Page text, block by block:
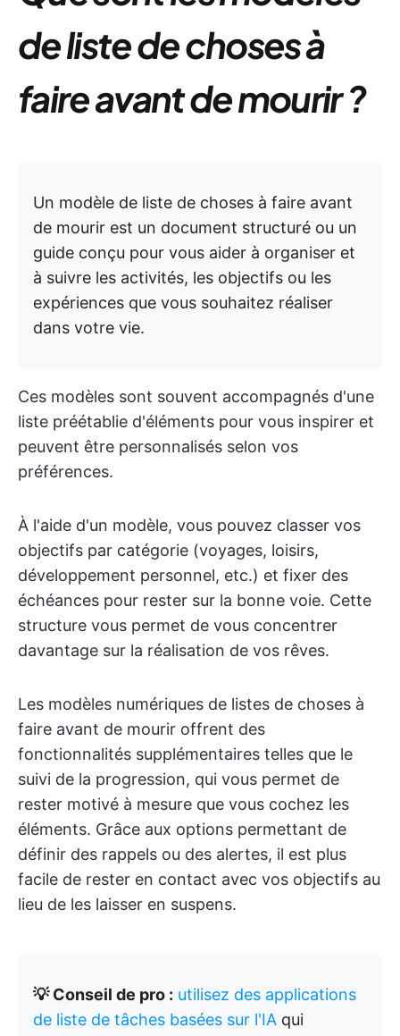
de liste de choses à
faire avant de mourir ?
Un modèle de liste de choses à faire avant
de mourir est un document structuré ou un
guide conçu pour vous aider à organiser et
à suivre les activités, les objectifs ou les
expériences que vous souhaitez réaliser
dans votre vie.
Ces modèles sont souvent accompagnés d'une
liste préétablie d'éléments pour vous inspirer et
peuvent être personnalisés selon vos
préférences.
À l'aide d'un modèle, vous pouvez classer vos
objectifs par catégorie (voyages, loisirs,
développement personnel, etc.) et fixer des
échéances pour rester sur la bonne voie. Cette
structure vous permet de vous concentrer
davantage sur la réalisation de vos rêves.
Les modèles numériques de listes de choses à
faire avant de mourir offrent des
fonctionnalités supplémentaires telles que le
suivi de la progression, qui vous permet de
rester motivé à mesure que vous cochez les
éléments. Grâce aux options permettant de
définir des rappels ou des alertes, il est plus
facile de rester en contact avec vos objectifs au
lieu de les laisser en suspens.
💡 Conseil de pro : utilisez des applications
de liste de tâches basées sur l'IA qui